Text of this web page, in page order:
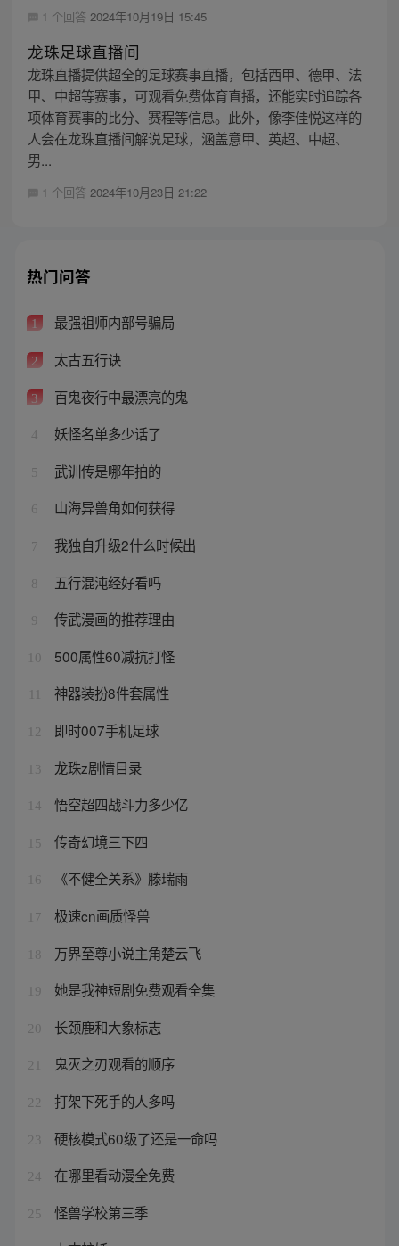
1 个回答 2024年10月19日 15:45
龙珠足球直播间
龙珠直播提供超全的足球赛事直播，包括西甲、德甲、法
甲、中超等赛事，可观看免费体育直播，还能实时追踪各
项体育赛事的比分、赛程等信息。此外，像李佳悦这样的
人会在龙珠直播间解说足球，涵盖意甲、英超、中超、
男...
1 个回答 2024年10月23日 21:22
热门问答
1 最强祖师内部号骗局
2 太古五行诀
3 百鬼夜行中最漂亮的鬼
4 妖怪名单多少话了
5 武训传是哪年拍的
6 山海异兽角如何获得
7 我独自升级2什么时候出
8 五行混沌经好看吗
9 传武漫画的推荐理由
10 500属性60减抗打怪
神器装扮8件套属性
12 即时007手机足球
13 龙珠z剧情目录
14 悟空超四战斗力多少亿
15 传奇幻境三下四
16 《不健全关系》滕瑞雨
17 极速cn画质怪兽
18 万界至尊小说主角楚云飞
19 她是我神短剧免费观看全集
20 长颈鹿和大象标志
21 鬼灭之刃观看的顺序
22 打架下死手的人多吗
23 硬核模式60级了还是一命吗
24 在哪里看动漫全免费
25 怪兽学校第三季